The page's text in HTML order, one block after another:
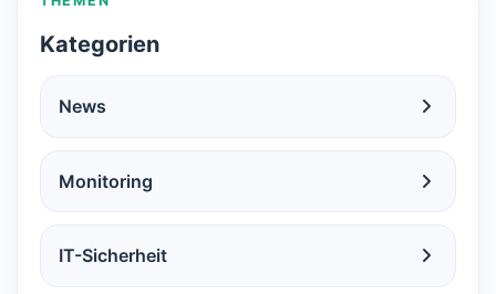
Kategorien
News
Monitoring
IT-Sicherheit